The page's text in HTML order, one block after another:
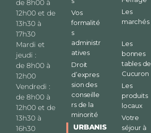
de 8h00 à
12h00 et de
13h30 à
17h30
Mardi et
jeudi :
de 8h00 à
12h00
Vendredi :
de 8h00 à
12h00 et de
13h30 à
16h30
Vos
formalité
s
administr
atives
Droit
d’expres
sion des
conseille
rs de la
minorité
URBANIS
Les
marchés
Les
bonnes
tables de
Cucuron
Les
produits
locaux
Votre
séjour à